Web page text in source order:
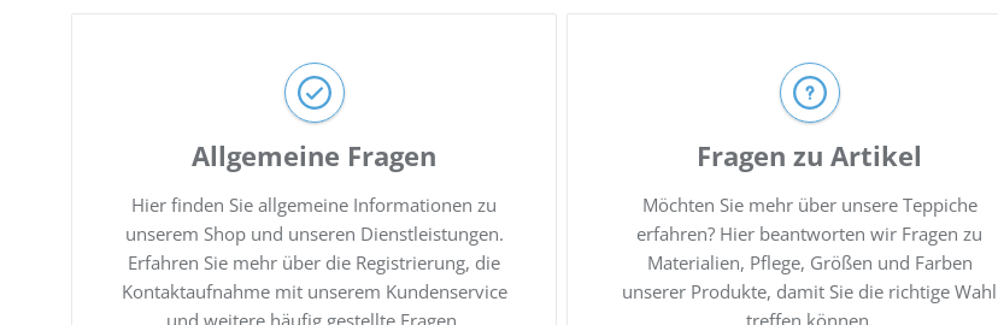
Allgemeine Fragen
Hier finden Sie allgemeine Informationen zu
unserem Shop und unseren Dienstleistungen.
Erfahren Sie mehr über die Registrierung, die
Kontaktaufnahme mit unserem Kundenservice
und weitere häufig gestellte Fragen.
Fragen zu Artikel
Möchten Sie mehr über unsere Teppiche
erfahren? Hier beantworten wir Fragen zu
Materialien, Pflege, Größen und Farben
unserer Produkte, damit Sie die richtige Wahl
treffen können.